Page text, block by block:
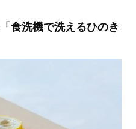
食洗機で洗えるひのき